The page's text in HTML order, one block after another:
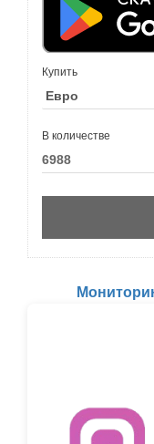
Купить
В количестве